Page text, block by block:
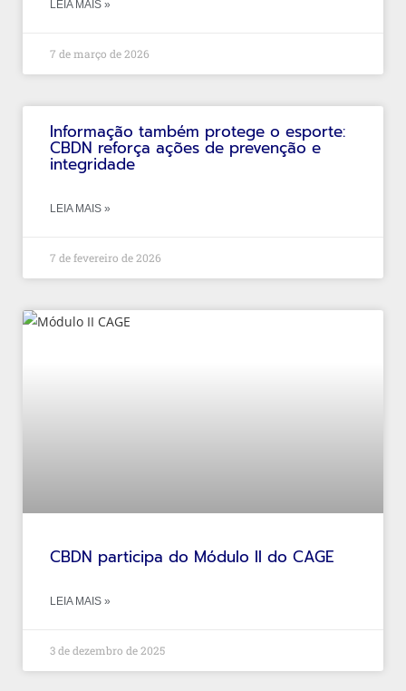
LEIA MAIS »
7 de março de 2026
Informação também protege o esporte:
CBDN reforça ações de prevenção e
integridade
LEIA MAIS »
7 de fevereiro de 2026
CBDN participa do Módulo II do CAGE
LEIA MAIS »
3 de dezembro de 2025